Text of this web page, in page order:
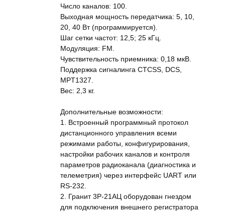
Число каналов: 100.
Выходная мощность передатчика: 5, 10,
20, 40 Вт (программируется).
Шаг сетки частот: 12,5; 25 кГц.
Модуляция: FM.
Чувствительность приемника: 0,18 мкВ.
Поддержка сигналинга CTCSS, DCS,
MPT1327.
Вес: 2,3 кг.
Дополнительные возможности:
1. Встроенный программный протокол
дистанционного управления всеми
режимами работы, конфигурирования,
настройки рабочих каналов и контроля
параметров радиоканала (диагностика и
телеметрия) через интерфейс UART или
RS-232.
2. Гранит 3Р-21АЦ оборудован гнездом
для подключения внешнего регистратора